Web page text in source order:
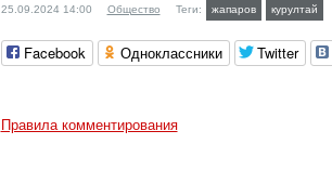
25.09.2024 14:00 Общество Теги: жапаров курултай
Facebook Одноклассники Twitter
Правила комментирования